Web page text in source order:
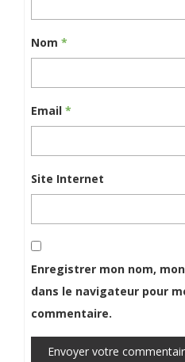
Nom *
Email *
Site Internet
Enregistrer mon nom,
dans le navigateur pour
commentaire.
Envoyer votre